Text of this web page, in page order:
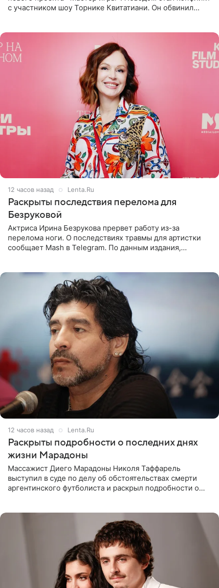
с участником шоу Торнике Квитатиани. Он обвинил
12 часов назад Lenta.Ru
Раскрыты последствия перелома для
Безруковой
Актриса Ирина Безрукова прервет работу из-за
перелома ноги. О последствиях травмы для артистки
сообщает Mash в Telegram. По данным издания,
12 часов назад Lenta.Ru
Раскрыты подробности о последних днях
жизни Марадоны
Массажист Диего Марадоны Николя Таффарель
выступил в суде по делу об обстоятельствах смерти
аргентинского футболиста и раскрыл подробности о